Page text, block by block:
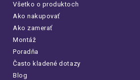
Všetko o produktoch
Ako nakupovať
Ako zamerať
Montáž
Poradňa
Často kladené dotazy
Blog